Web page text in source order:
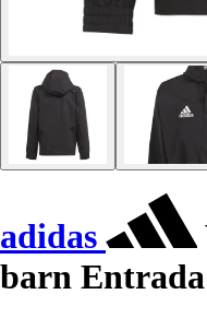
adidas
barn